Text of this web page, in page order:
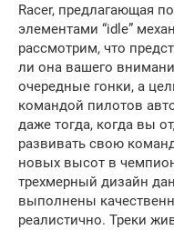
Racer, предлагающая
элементами “idle”
рассмотрим, что
ли она вашего
очередные гонки, а
командой пилотов
даже тогда, когда вы
развивать свою
новых высот в
трехмерный дизайн
выполнены
реалистично. Треки